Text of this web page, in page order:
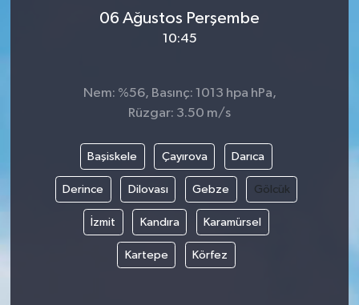
06 Ağustos Perşembe
10:45
Nem: %56, Basınç: 1013 hpa hPa,
Rüzgar: 3.50 m/s
Başiskele Çayırova Darıca
Derince Dilovası Gebze Gölcük
İzmit Kandıra Karamürsel
Kartepe Körfez
Magazin
Politika
Siyaset